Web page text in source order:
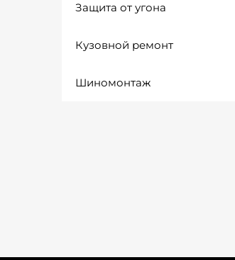
Защита от угона
Кузовной ремонт
Шиномонтаж